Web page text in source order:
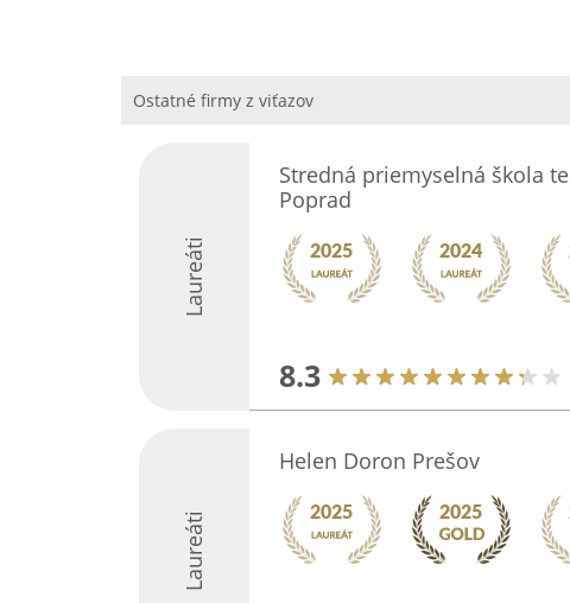
Ostatné firmy z viťazov
Laureáti
Stredná priemyselná škola
Poprad
8.3
Laureáti
Helen Doron Prešov